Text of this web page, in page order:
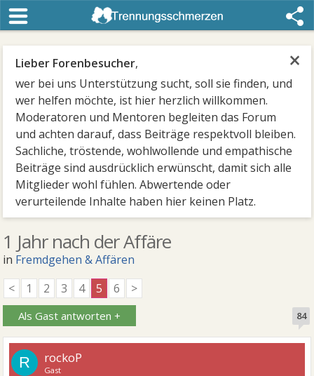
×
Lieber Forenbesucher,
wer bei uns Unterstützung sucht, soll sie finden, und
wer helfen möchte, ist hier herzlich willkommen.
Moderatoren und Mentoren begleiten das Forum
und achten darauf, dass Beiträge respektvoll bleiben.
Sachliche, tröstende, wohlwollende und empathische
Beiträge sind ausdrücklich erwünscht, damit sich alle
Mitglieder wohl fühlen. Abwertende oder
verurteilende Inhalte haben hier keinen Platz.
1 Jahr nach der Affäre
in Fremdgehen & Affären
<
1 2 3 4 5 6 >
Als Gast antworten + 84
R rockoP
Gast